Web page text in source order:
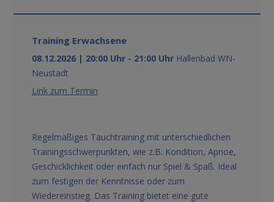
Training Erwachsene
08.12.2026 | 20:00 Uhr - 21:00 Uhr Hallenbad WN-
Neustadt
Link zum Termin
Regelmäßiges Tauchtraining mit unterschiedlichen
Trainingsschwerpunkten, wie z.B. Kondition, Apnoe,
Geschicklichkeit oder einfach nur Spiel & Spaß. Ideal
zum festigen der Kenntnisse oder zum
Wiedereinstieg. Das Training bietet eine gute